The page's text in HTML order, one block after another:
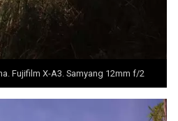
Fujifilm X-A3. Samyang 12mm f/2